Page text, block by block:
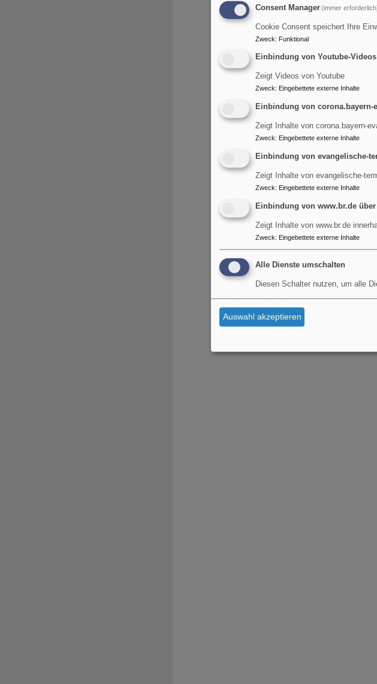
Consent Manager(immer
Cookie Consent speichert Ihre
Zweck: Funktional
Einbindung von Youtube-Videos
Zeigt Videos von Youtube
Zweck: Eingebettete externe Inhalte
Einbindung von
Zeigt Inhalte von corona.bayern-
Zweck: Eingebettete externe Inhalte
Einbindung von evangelische-
Zeigt Inhalte von evangelische-
Zweck: Eingebettete externe Inhalte
Einbindung von www.br.de
Zeigt Inhalte von www.br.de
Zweck: Eingebettete externe Inhalte
Alle Dienste umschalten
Diesen Schalter nutzen, um alle
Auswahl akzeptieren